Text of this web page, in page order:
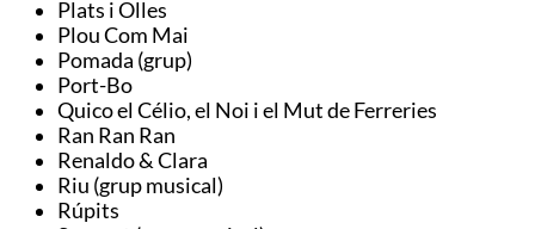
Plats i Olles
Plou Com Mai
Pomada (grup)
Port-Bo
Quico el Célio, el Noi i el Mut de Ferreries
Ran Ran Ran
Renaldo & Clara
Riu (grup musical)
Rúpits